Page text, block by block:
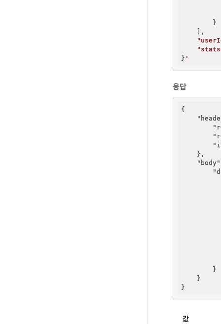
        }
    ],
}
응답
{
    },
"body"
        }
    }
값